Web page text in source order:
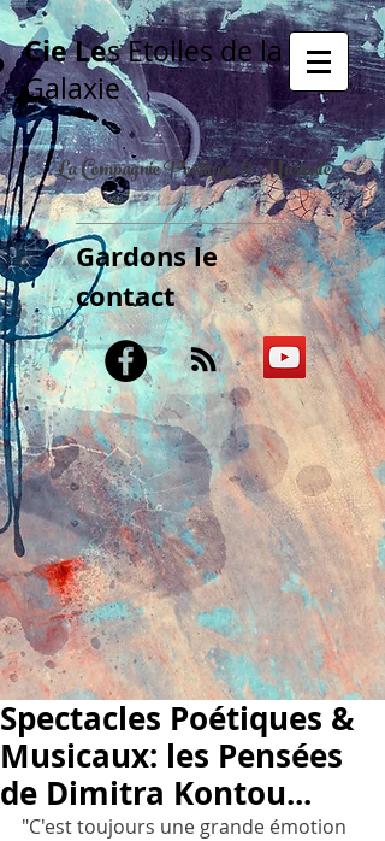
Cie Les Etoiles de la
Galaxie
La Compagnie Poétique & Musicale
Gardons le
contact
Spectacles Poétiques &
Musicaux: les Pensées
de Dimitra Kontou...
"C'est toujours une grande émotion